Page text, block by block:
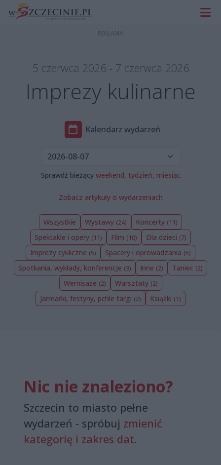
5 czerwca 2026 - 7 czerwca 2026
Imprezy kulinarne
Kalendarz wydarzeń
Sprawdź bieżący weekend, tydzień, miesiąc
Zobacz artykuły o wydarzeniach
Wszystkie Wystawy (24) Koncerty (11)
Spektakle i opery (11) Film (10) Dla dzieci (7)
Imprezy cykliczne (5) Spacery i oprowadzania (5)
Spotkania, wykłady, konferencje (3) Inne (2) Taniec (2)
Wernisaże (2) Warsztaty (2)
Jarmarki, festyny, pchle targi (2) Książki (1)
Nic nie znaleziono?
Szczecin to miasto pełne
wydarzeń - spróbuj zmienić
kategorię i zakres dat.